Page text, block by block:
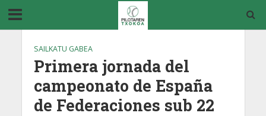
SAILKATU GABEA
Primera jornada del
campeonato de España
de Federaciones sub 22